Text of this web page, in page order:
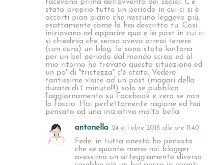
facevano prima dell'avvento dei social. C'è
stato proprio tutto un periodo in cui ci si è
accorti pian piano che nessuno leggeva più,
esattamente come lo hai descritto tu. Così
iniziavano ad apparire qua e là post in cui ci
si chiedeva che senso aveva ormai tenere
(con cura) un blog. Io sono stata lontana
per un bel periodo dal mondo scrap ed al
mio ritorno ho trovato questa situazione ed
un po' di "tristezza" c'è stata. Vedere
tantissime visite ad un post (magari della
durata di 1 minuto!!!) solo se pubblico
l'aggiornamento su Facebook e zero se non
lo faccio. Hai perfettamente ragione ed hai
pensato ad una iniziativa molto bella.
antonella
24 ottobre 2016 alle ore 11:40
Fede, in tutta onestà ho pensato
che se quanto meno noi blogger
avessimo un atteggiamento diverso